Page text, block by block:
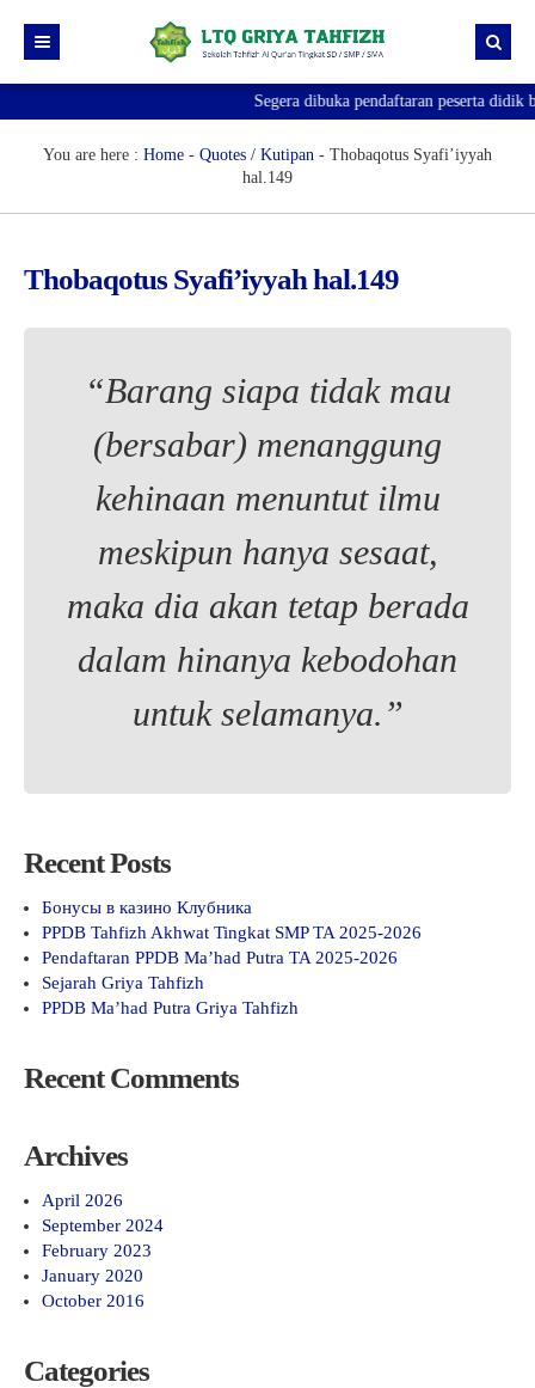
Profile
Program Tahfizh SMP / SMA Putra
Program TPQ Anak
Blog
Pengumuman
Segera dibuka pendaftaran peserta didik
You are here : Home - Quotes / Kutipan - Thobaqotus Syafi’iyyah
hal.149
Thobaqotus Syafi’iyyah hal.149
“Barang siapa tidak mau
(bersabar) menanggung
kehinaan menuntut ilmu
meskipun hanya sesaat,
maka dia akan tetap berada
dalam hinanya kebodohan
untuk selamanya.”
Recent Posts
Бонусы в казино Клубника
PPDB Tahfizh Akhwat Tingkat SMP TA 2025-2026
Pendaftaran PPDB Ma’had Putra TA 2025-2026
Sejarah Griya Tahfizh
PPDB Ma’had Putra Griya Tahfizh
Recent Comments
Archives
April 2026
September 2024
February 2023
January 2020
October 2016
Categories